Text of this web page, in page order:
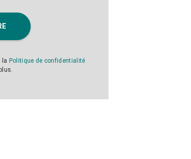
la Politique de confidentialité